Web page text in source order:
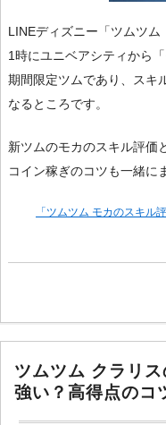
LINEディズニー「ツムツ
1時にユニベアシティから
期間限定ツムであり、スキ
なるところです。
新ツムのモカのスキル評価
コイン稼ぎのコツも一緒に
「ツムツム モカのスキル
ツムツム クラリ
強い？高得点のコ